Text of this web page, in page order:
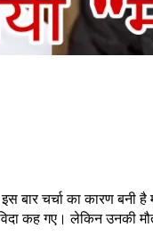
बार चर्चा का कारण
कह गए। लेकिन उनकी